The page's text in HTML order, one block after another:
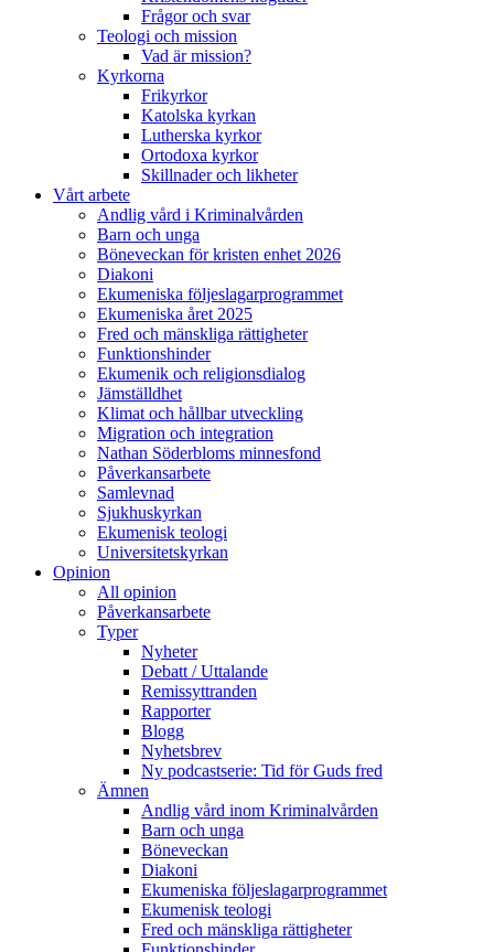
Frågor och svar
Teologi och mission
Vad är mission?
Kyrkorna
Frikyrkor
Katolska kyrkan
Lutherska kyrkor
Ortodoxa kyrkor
Skillnader och likheter
Vårt arbete
Andlig vård i Kriminalvården
Barn och unga
Böneveckan för kristen enhet 2026
Diakoni
Ekumeniska följeslagarprogrammet
Ekumeniska året 2025
Fred och mänskliga rättigheter
Funktionshinder
Ekumenik och religionsdialog
Jämställdhet
Klimat och hållbar utveckling
Migration och integration
Nathan Söderbloms minnesfond
Påverkansarbete
Samlevnad
Sjukhuskyrkan
Ekumenisk teologi
Universitetskyrkan
Opinion
All opinion
Påverkansarbete
Typer
Nyheter
Debatt / Uttalande
Remissyttranden
Rapporter
Blogg
Nyhetsbrev
Ny podcastserie: Tid för Guds fred
Ämnen
Andlig vård inom Kriminalvården
Barn och unga
Böneveckan
Diakoni
Ekumeniska följeslagarprogrammet
Ekumenisk teologi
Fred och mänskliga rättigheter